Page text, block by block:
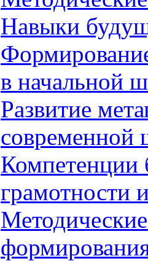
Навыки
в начальной
Развитие
современной
Компетенции
грамотности